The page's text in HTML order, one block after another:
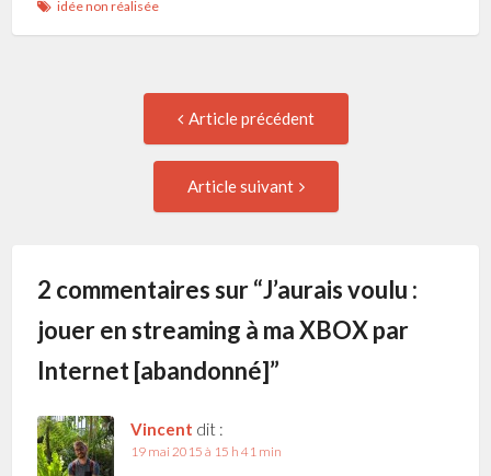
idée non réalisée
Navigation Article précédent
Article suivant
2 commentaires sur “J’aurais voulu :
jouer en streaming à ma XBOX par
Internet [abandonné]”
Vincent dit :
19 mai 2015 à 15 h 41 min